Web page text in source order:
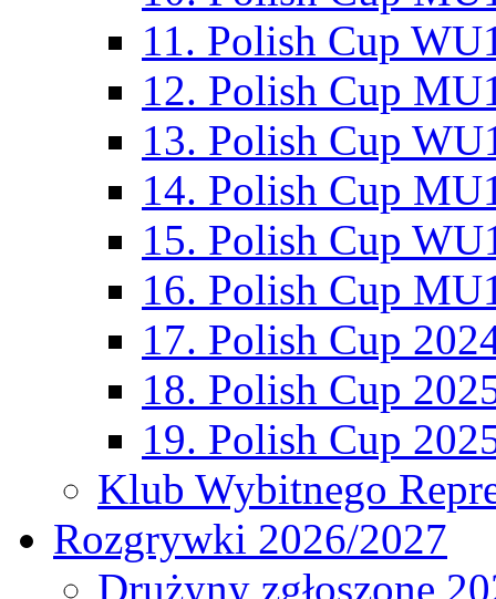
11. Polish Cup
12. Polish Cup
13. Polish Cup
14. Polish Cup
15. Polish Cup
16. Polish Cup
17. Polish Cup
18. Polish Cup
19. Polish Cup
Klub Wybitnego
Rozgrywki 2026/2027
Drużyny zgłoszone